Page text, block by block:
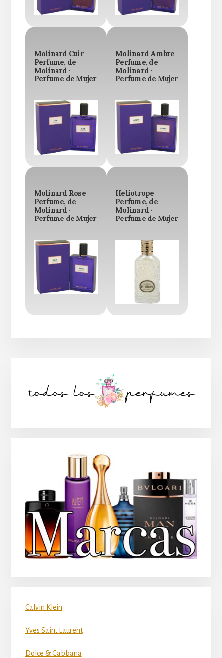
Molinard Cuir
Perfume, de
Molinard ·
Perfume de Mujer
Molinard Ambre
Perfume, de
Molinard ·
Perfume de Mujer
Molinard Rose
Perfume, de
Molinard ·
Perfume de Mujer
Heliotrope
Perfume, de
Molinard ·
Perfume de Mujer
lateral
Calvin Klein
Yves Saint Laurent
Dolce & Gabbana